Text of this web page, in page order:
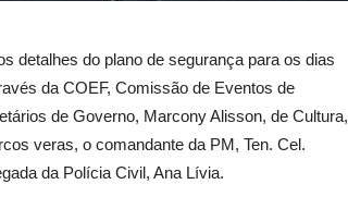
detalhes do plano de segurança para os dias
da COEF, Comissão de Eventos de
de Governo, Marcony Alisson, de Cultura,
veras, o comandante da PM, Ten. Cel.
da Polícia Civil, Ana Lívia.